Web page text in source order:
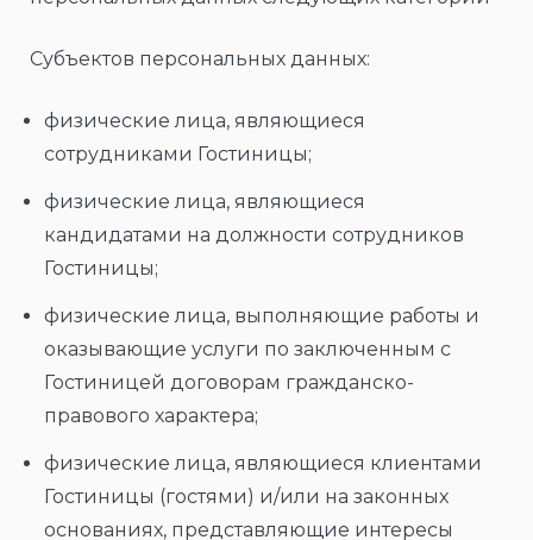
Субъектов персональных данных:
физические лица, являющиеся
сотрудниками Гостиницы;
физические лица, являющиеся
кандидатами на должности сотрудников
Гостиницы;
физические лица, выполняющие работы и
оказывающие услуги по заключенным с
Гостиницей договорам гражданско-
правового характера;
физические лица, являющиеся клиентами
Гостиницы (гостями) и/или на законных
основаниях, представляющие интересы